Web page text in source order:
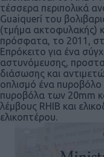
τέσσερα περιπολικά
Guaiquerí του
(τμήμα ακτοφυλακής)
πρόσφατα, το 2011,
Επρόκειτο για ένα
αστυνόμευσης,
διάσωσης και
οπλισμό ένα
πυροβόλα των 20mm
λέμβους RHIB και
ελικοπτέρου.